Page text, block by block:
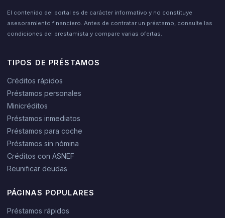
El contenido del portal es de carácter informativo y no constituye
asesoramiento financiero. Antes de contratar un préstamo, consulte las
condiciones del prestamista y compare varias ofertas.
TIPOS DE PRÉSTAMOS
Créditos rápidos
Préstamos personales
Minicréditos
Préstamos inmediatos
Préstamos para coche
Préstamos sin nómina
Créditos con ASNEF
Reunificar deudas
PÁGINAS POPULARES
Préstamos rápidos